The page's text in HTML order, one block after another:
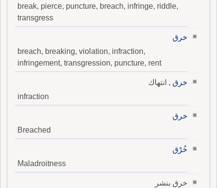
break, pierce, puncture, breach, infringe, riddle,
transgress
خرق
breach, breaking, violation, infraction,
infringement, transgression, puncture, rent
خرق , انتهاك
infraction
خرق
Breached
خُرْق
Maladroitness
خرق بنشر